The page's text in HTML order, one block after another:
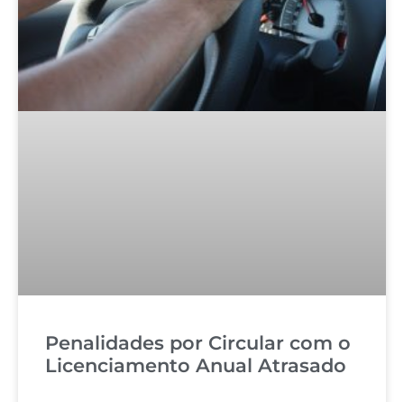
Penalidades por Circular com o
Licenciamento Anual Atrasado